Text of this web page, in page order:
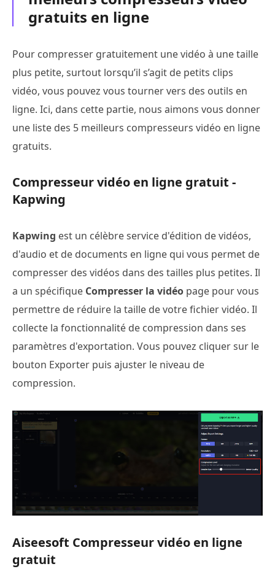
gratuits en ligne
Pour compresser gratuitement une vidéo à une taille
plus petite, surtout lorsqu’il s’agit de petits clips
vidéo, vous pouvez vous tourner vers des outils en
ligne. Ici, dans cette partie, nous aimons vous donner
une liste des 5 meilleurs compresseurs vidéo en ligne
gratuits.
Compresseur vidéo en ligne gratuit -
Kapwing
Kapwing est un célèbre service d'édition de vidéos,
d'audio et de documents en ligne qui vous permet de
compresser des vidéos dans des tailles plus petites. Il
a un spécifique Compresser la vidéo page pour vous
permettre de réduire la taille de votre fichier vidéo. Il
collecte la fonctionnalité de compression dans ses
paramètres d'exportation. Vous pouvez cliquer sur le
bouton Exporter puis ajuster le niveau de
compression.
Aiseesoft Compresseur vidéo en ligne
gratuit